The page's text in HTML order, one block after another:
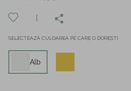
SELECTEAZĂ CULOAREA PE CARE O DOREȘTI
Alb